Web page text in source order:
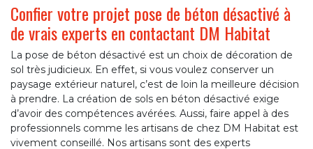
Confier votre projet pose de béton désactivé à
de vrais experts en contactant DM Habitat
La pose de béton désactivé est un choix de décoration de
sol très judicieux. En effet, si vous voulez conserver un
paysage extérieur naturel, c’est de loin la meilleure décision
à prendre. La création de sols en béton désactivé exige
d’avoir des compétences avérées. Aussi, faire appel à des
professionnels comme les artisans de chez DM Habitat est
vivement conseillé. Nos artisans sont des experts